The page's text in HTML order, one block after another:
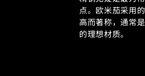
点。欧米茄采用
高而著称，通常
的理想材质。